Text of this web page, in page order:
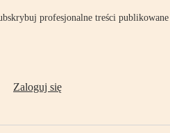
profesjonalne treści publikowane
Zaloguj się